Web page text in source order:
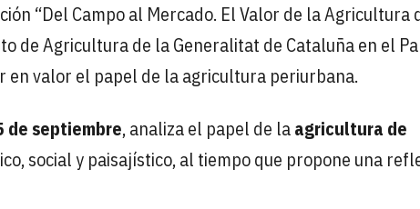
“Del Campo al Mercado. El Valor de la Agricultura
de Agricultura de la Generalitat de Cataluña en el
en valor el papel de la agricultura periurbana.
de septiembre, analiza el papel de laagricultura de
social y paisajístico, al tiempo que propone una